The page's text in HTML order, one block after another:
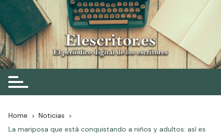
Skip
to
content
Elescritor.es
El periódico digital de los escritores
Home
Noticias
La mariposa que está conquistando a niños y adultos: así es